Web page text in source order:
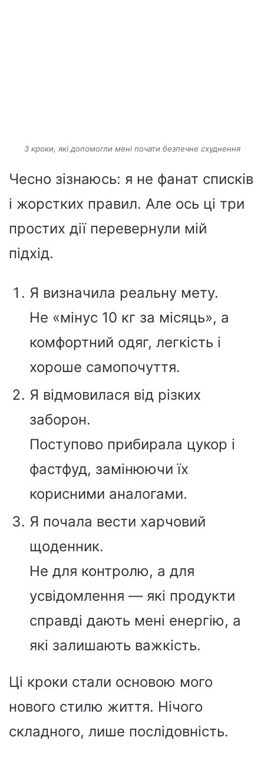
3 кроки, які допомогли мені почати безпечне схуднення
Чесно зізнаюсь: я не фанат списків
і жорстких правил. Але ось ці три
простих дії перевернули мій
підхід.
Я визначила реальну мету.
Не «мінус 10 кг за місяць», а
комфортний одяг, легкість і
хороше самопочуття.
Я відмовилася від різких
заборон.
Поступово прибирала цукор і
фастфуд, замінюючи їх
корисними аналогами.
Я почала вести харчовий
щоденник.
Не для контролю, а для
усвідомлення — які продукти
справді дають мені енергію, а
які залишають важкість.
Ці кроки стали основою мого
нового стилю життя. Нічого
складного, лише послідовність.